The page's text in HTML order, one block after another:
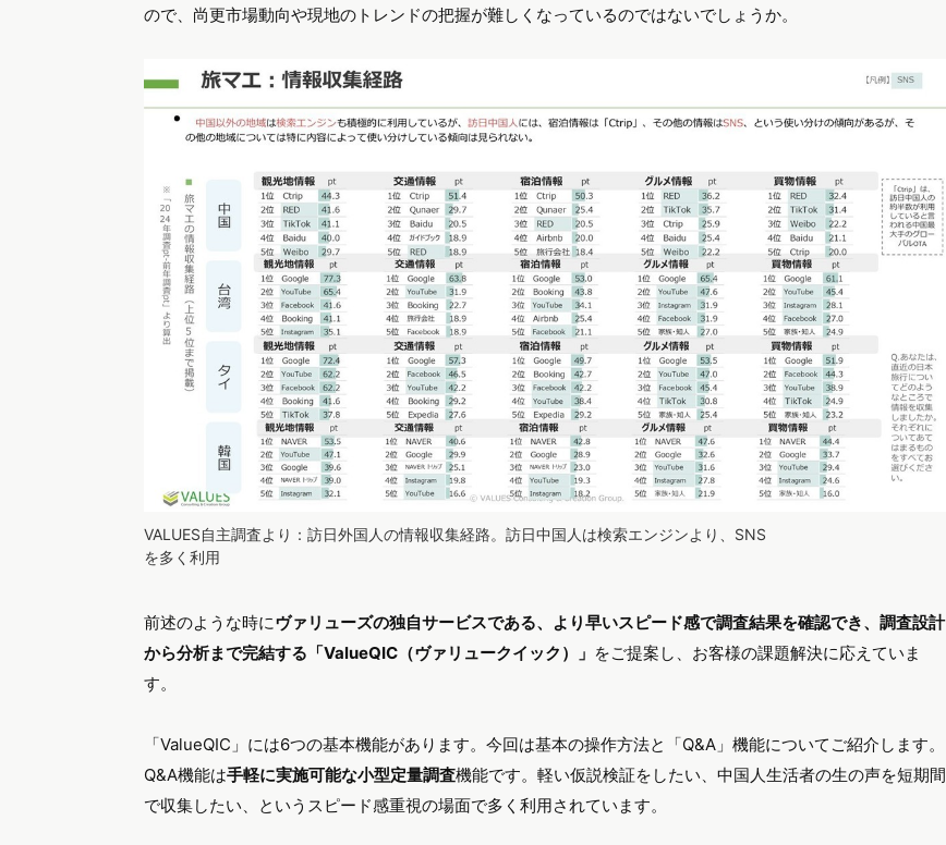
ので、尚更市場動向や現地のトレンドの把握が難しくなっているのではないでしょうか。
VALUES自主調査より：訪日外国人の情報収集経路。訪日中国人は検索エンジンより、SNS
を多く利用
前述のような時にヴァリューズの独自サービスである、より早いスピード感で調査結果を確認でき、調査設計
から分析まで完結する「ValueQIC（ヴァリュークイック）」 をご提案し、お客様の課題解決に応えていま
す。
「ValueQIC」には6つの基本機能があります。今回は基本の操作方法と「Q&A」機能についてご紹介します。
Q&A機能は手軽に実施可能な小型定量調査機能です。軽い仮説検証をしたい、中国人生活者の生の声を短期間
で収集したい、というスピード感重視の場面で多く利用されています。